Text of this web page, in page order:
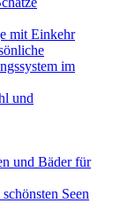
mit Einkehr
im
und
und Bäder für
Seen